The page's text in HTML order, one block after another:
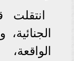
انتقلت